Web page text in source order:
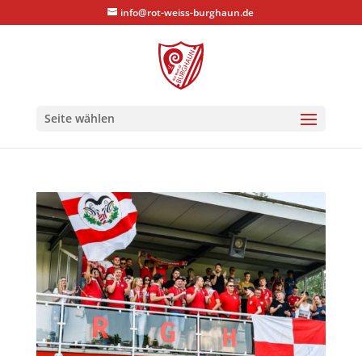
info@rot-weiss-burghaun.de
Seite wählen